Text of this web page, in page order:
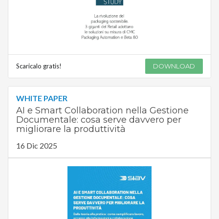
Scaricalo gratis! DOWNLOAD
WHITE PAPER
AI e Smart Collaboration nella Gestione
Documentale: cosa serve davvero per
migliorare la produttività
16 Dic 2025